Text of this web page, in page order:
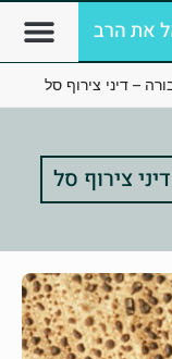
את הרב
– דיני צירוף סל
צירוף סל